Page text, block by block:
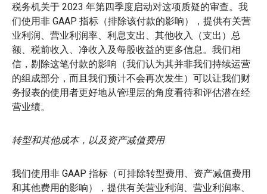
税务机关于 2023 年第四季度启动对这项质疑的审查。我
们使用非 GAAP 指标（排除该付款的影响），提供有关营
业利润、营业利润率、利息支出、其他收入（支出）总
额、税前收入、净收入及每股收益的更多信息。我们相
信，剔除这笔付款的影响（我们认为其并非我们持续运营
的组成部分，而且我们预计不会再次发生）可以让我们财
务报表的使用者更好地从管理层的角度看待和评估潜在经
营业绩。
转型和其他成本，以及资产减值费用
我们使用非 GAAP 指标（可排除转型费用、资产减值费用
和其他费用的影响），提供有关营业利润、营业利润率、